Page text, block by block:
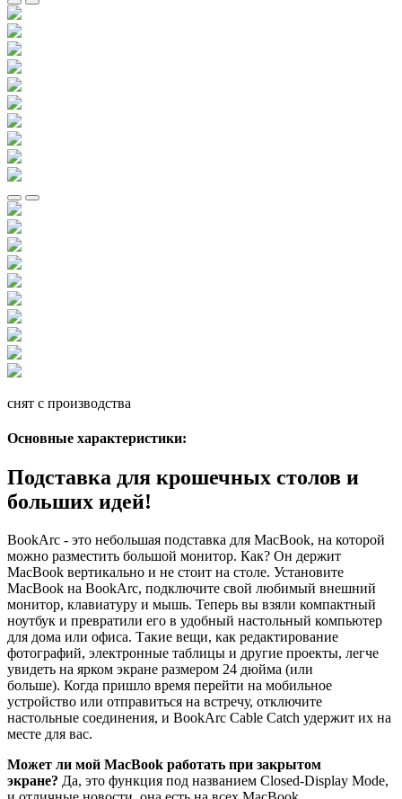
снят с производства
Основные характеристики:
Подставка для крошечных столов и
больших идей!
BookArc - это небольшая подставка для MacBook, на которой
можно разместить большой монитор. Как? Он держит
MacBook вертикально и не стоит на столе. Установите
MacBook на BookArc, подключите свой любимый внешний
монитор, клавиатуру и мышь. Теперь вы взяли компактный
ноутбук и превратили его в удобный настольный компьютер
для дома или офиса. Такие вещи, как редактирование
фотографий, электронные таблицы и другие проекты, легче
увидеть на ярком экране размером 24 дюйма (или
больше). Когда пришло время перейти на мобильное
устройство или отправиться на встречу, отключите
настольные соединения, и BookArc Cable Catch удержит их на
месте для вас.
Может ли мой MacBook работать при закрытом
экране? Да, это функция под названием Closed-Display Mode,